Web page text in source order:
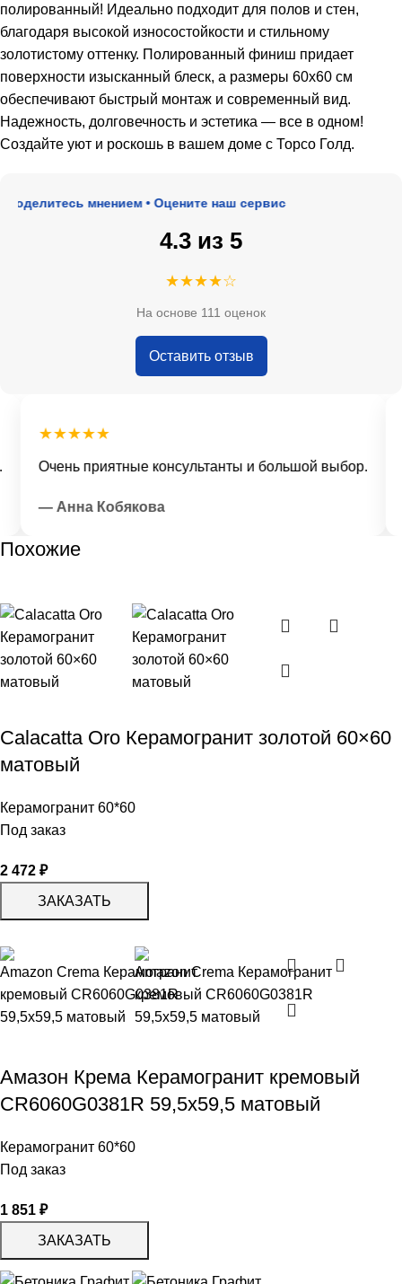
полированный! Идеально подходит для полов и стен,
благодаря высокой износостойкости и стильному
золотистому оттенку. Полированный финиш придает
поверхности изысканный блеск, а размеры 60х60 см
обеспечивают быстрый монтаж и современный вид.
Надежность, долговечность и эстетика — все в одном!
Создайте уют и роскошь в вашем доме с Торсо Голд.
мнением • Оцените наш сервис
4.3 из 5
★★★★☆
На основе 111 оценок
Оставить отзыв
★★★★★
Очень приятные консультанты и большой выбор.
— Анна Кобякова
Похожие
Calacatta Oro Керамогранит золотой 60×60
матовый
Керамогранит 60*60
Под заказ
2 472 ₽
ЗАКАЗАТЬ
Амазон Крема Керамогранит кремовый
CR6060G0381R 59,5х59,5 матовый
Керамогранит 60*60
Под заказ
1 851 ₽
ЗАКАЗАТЬ